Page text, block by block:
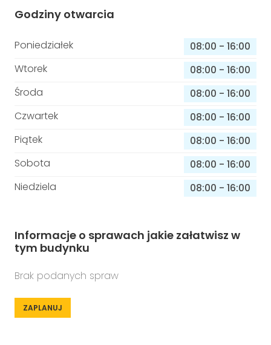
Godziny otwarcia
Poniedziałek 08:00 - 16:00
Wtorek
08:00 - 16:00
Środa
08:00 - 16:00
Czwartek
08:00 - 16:00
Piątek
08:00 - 16:00
Sobota
08:00 - 16:00
Niedziela
08:00 - 16:00
Informacje o sprawach jakie załatwisz w
tym budynku
Brak podanych spraw
ZAPLANUJ